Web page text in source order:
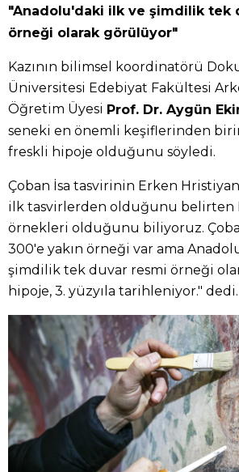
"Anadolu'daki ilk ve şimdilik tek
örneği olarak görülüyor"
Kazının bilimsel koordinatörü
Üniversitesi Edebiyat Fakültesi
Öğretim Üyesi Prof. Dr. Aygün
seneki en önemli keşiflerinden
freskli hipoje olduğunu söyledi.
Çoban İsa tasvirinin Erken
ilk tasvirlerden olduğunu belirten
örnekleri olduğunu biliyoruz.
300'e yakın örneği var ama
şimdilik tek duvar resmi örneği
hipoje, 3. yüzyıla tarihleniyor." dedi.